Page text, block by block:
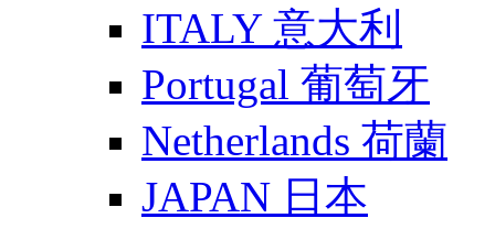
ITALY 意大利
Portugal 葡萄牙
Netherlands 荷蘭
JAPAN 日本